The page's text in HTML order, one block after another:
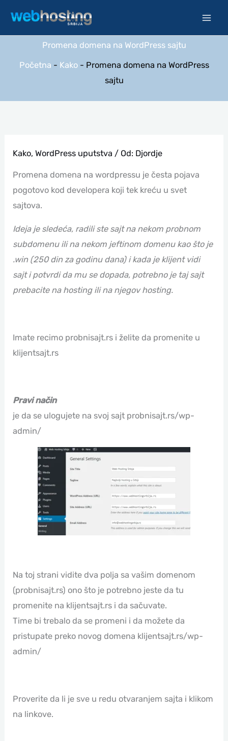
sadržaj
Promena domena na WordPress sajtu
Početna - Kako- Promena domena na WordPress
sajtu
Kako,WordPress uputstva / Od: Djordje
Promena domena na wordpressu je česta pojava
pogotovo kod developera koji tek kreću u svet
sajtova.
Ideja je sledeća, radili ste sajt na nekom probnom
subdomenu ili na nekom jeftinom domenu kao što je
.win (250 din za godinu dana) i kada je klijent vidi
sajt i potvrdi da mu se dopada, potrebno je taj sajt
prebacite na hosting ili na njegov hosting.
Imate recimo probnisajt.rs i želite da promenite u
klijentsajt.rs
Pravi način
je da se ulogujete na svoj sajt probnisajt.rs/wp-
admin/
Na toj strani vidite dva polja sa vašim domenom
(probnisajt.rs) ono što je potrebno jeste da tu
promenite na klijentsajt.rs i da sačuvate.
Time bi trebalo da se promeni i da možete da
pristupate preko novog domena klijentsajt.rs/wp-
admin/
Proverite da li je sve u redu otvaranjem sajta i klikom
na linkove.